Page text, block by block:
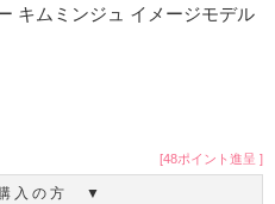
キムミンジュ イメージモデル
[48ポイント進呈 ]
入の方 ▼